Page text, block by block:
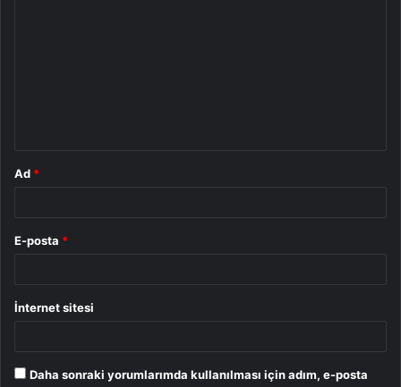
Ad *
E-posta *
İnternet sitesi
Daha sonraki yorumlarımda kullanılması için adım, e-posta